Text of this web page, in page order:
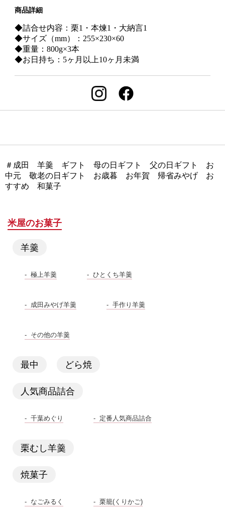
商品詳細
◆詰合せ内容：栗1・本煉1・大納言1
◆サイズ（mm）：255×230×60
◆重量：800g×3本
◆お日持ち：5ヶ月以上10ヶ月未満
＃成田 羊羹 ギフト 母の日ギフト 父の日ギフト お
中元 敬老の日ギフト お歳暮 お年賀 帰省みやげ お
すすめ 和菓子
米屋のお菓子
羊羹
極上羊羹 ひとくち羊羹
成田みやげ羊羹 手作り羊羹
その他の羊羹
最中 どら焼
人気商品詰合
千葉めぐり 定番人気商品詰合
栗むし羊羹
焼菓子
なごみるく 栗籠(くりかご)